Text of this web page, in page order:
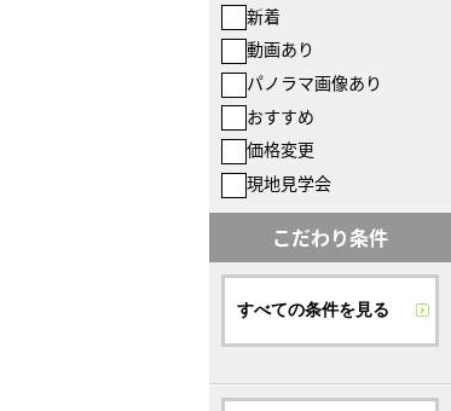
新着
動画あり
パノラマ画像あり
おすすめ
価格変更
現地見学会
こだわり条件
すべての条件を見る